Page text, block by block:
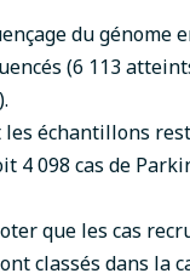
du
(6 113
les échantillons
4 098 cas de
que les cas
classés dans la